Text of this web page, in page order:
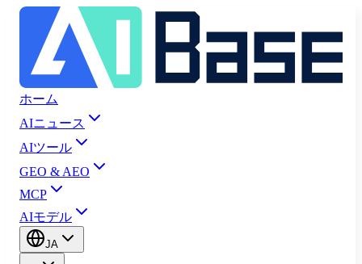
ホーム
AIニュース
AIツール
GEO & AEO
MCP
AIモデル
JA